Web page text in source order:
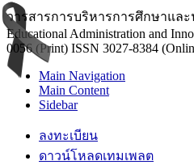
วารสารการบริหารการศึกษาแล
Educational Administration and
0056 (Print) ISSN 3027-8384
Main Navigation
Main Content
Sidebar
ลงทะเบียน
ดาวน์โหลดเทมเพลต